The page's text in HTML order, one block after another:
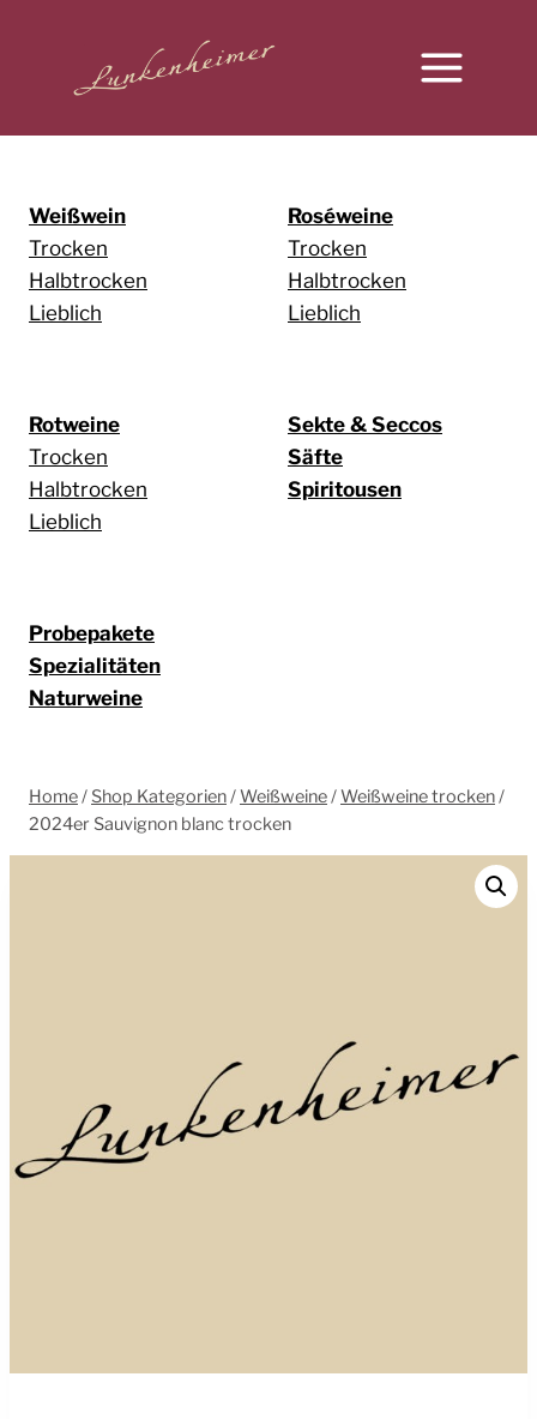
Weißwein
Trocken
Halbtrocken
Lieblich
Roséweine
Trocken
Halbtrocken
Lieblich
Rotweine
Trocken
Halbtrocken
Lieblich
Sekte & Seccos
Säfte
Spiritousen
Probepakete
Spezialitäten
Naturweine
Home/ Shop Kategorien/Weißweine/Weißweine trocken/
2024er Sauvignon blanc trocken